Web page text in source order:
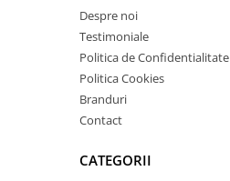
Despre noi
Testimoniale
Politica de Confidentialitate
Politica Cookies
Branduri
Contact
CATEGORII